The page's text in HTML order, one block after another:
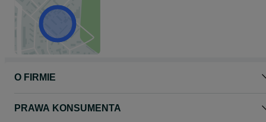
O FIRMIE
PRAWA KONSUMENTA